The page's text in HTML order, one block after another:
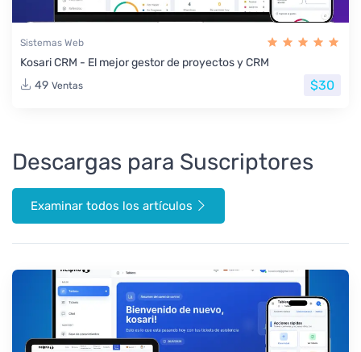
Sistemas Web
Kosari CRM - El mejor gestor de proyectos y CRM
49 Ventas $30
Descargas para Suscriptores
Examinar todos los artículos